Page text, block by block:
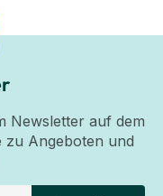
Newsletter auf dem
zu Angeboten und